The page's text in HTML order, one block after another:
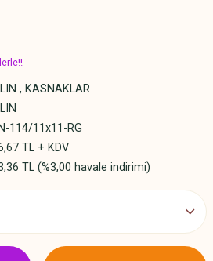
, KASNAKLAR
114/11x11-RG
TL + KDV
TL (%3,00 havale indirimi)